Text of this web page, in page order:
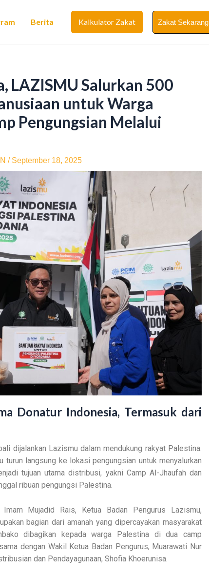
Berita Kalkulator Zakat Zakat Sekarang
LAZISMU Salurkan 500
untuk Warga
Pengungsian Melalui
/ September 18, 2025
Donatur Indonesia, Termasuk dari
dijalankan Lazismu dalam mendukung rakyat Palestina.
turun langsung ke lokasi pengungsian untuk menyalurkan
tujuan utama distribusi, yakni Camp Al-Jhaufah dan
ribuan pengungsi Palestina.
Mujadid Rais, Ketua Badan Pengurus Lazismu,
bagian dari amanah yang dipercayakan masyarakat
dibagikan kepada warga Palestina di dua camp
dengan Wakil Ketua Badan Pengurus, Muarawati Nur
dan Pendayagunaan, Shofia Khoerunisa.